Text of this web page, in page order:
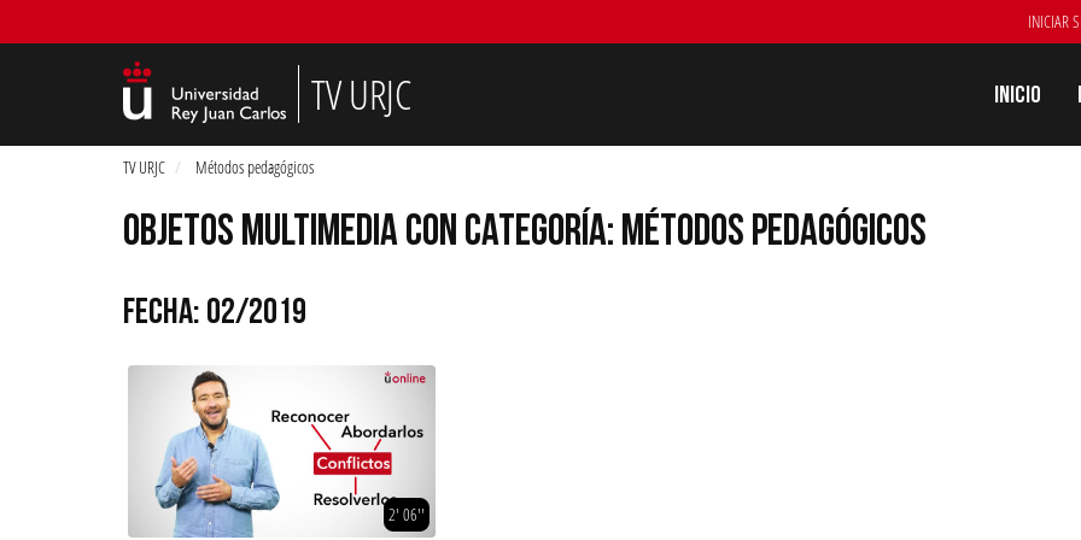
INICIAR
TV URJC Inicio
TV URJC Métodos pedagógicos
OBJETOS MULTIMEDIA CON CATEGORÍA: MÉTODOS PEDAGÓGICOS
FECHA: 02/2019
2' 06''